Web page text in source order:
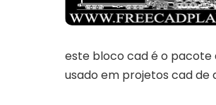
este bloco cad é o
usado em projetos cad de